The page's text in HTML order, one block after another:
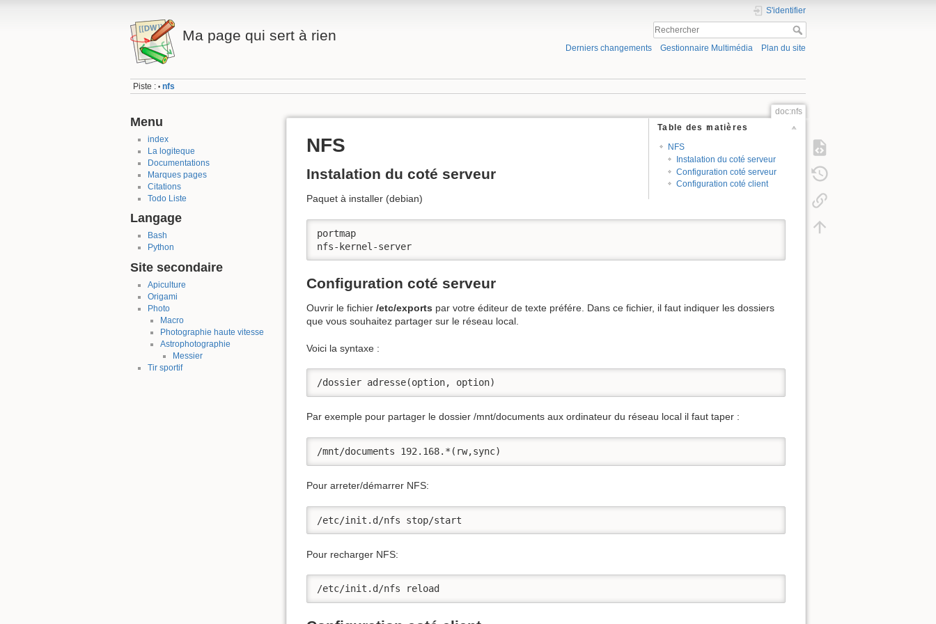
Ma page qui sert à rien
S'identifier
Derniers changements Gestionnaire Multimédia Plan du site
Piste : • nfs
Menu
index
La logiteque
Documentations
Marques pages
Citations
Todo Liste
Langage
Bash
Python
Site secondaire
Apiculture
Origami
Photo
Macro
Photographie haute vitesse
Astrophotographie
Messier
Tir sportif
doc:nfs
Table des matières
NFS
Instalation du coté serveur
Configuration coté serveur
Configuration coté client
NFS
Instalation du coté serveur
Paquet à installer (debian)
portmap
nfs-kernel-server
Configuration coté serveur
Ouvrir le fichier /etc/exports par votre éditeur de texte préfére. Dans ce fichier, il faut indiquer les dossiers
que vous souhaitez partager sur le réseau local.
Voici la syntaxe :
/dossier adresse(option, option)
Par exemple pour partager le dossier /mnt/documents aux ordinateur du réseau local il faut taper :
/mnt/documents 192.168.*(rw,sync)
Pour arreter/démarrer NFS:
/etc/init.d/nfs stop/start
Pour recharger NFS:
/etc/init.d/nfs reload